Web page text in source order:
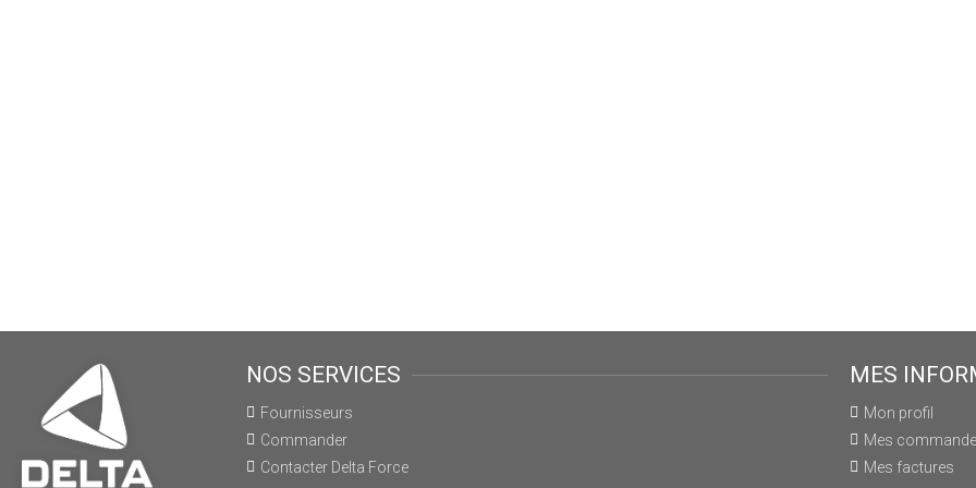
NOS SERVICES
Fournisseurs
Commander
Contacter Delta Force
MES
Mon profil
Mes
Mes factures